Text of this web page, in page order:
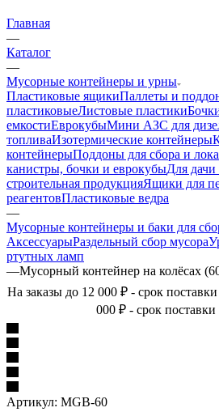
Главная
—
Каталог
—
Мусорные контейнеры и урны
Пластиковые ящикиПаллеты и
пластиковыеЛистовые пластики
емкостиЕврокубыМини АЗС для
топливаИзотермические контейнеры
контейнерыПоддоны для сбора и
канистры, бочки и еврокубыДля дачи
строительная продукцияЯщики для
реагентовПластиковые ведра
—
Мусорные контейнеры и баки для
АксессуарыРаздельный сбор мусора
ртутных ламп
—Мусорный контейнер на колёсах
На заказы до 12 000 ₽ - срок
000 ₽ - срок поставки
Артикул: MGB-60